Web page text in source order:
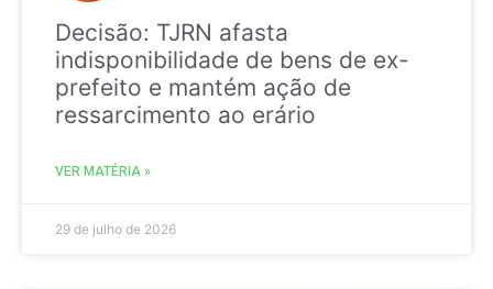
Decisão: TJRN afasta
indisponibilidade de bens de ex-
prefeito e mantém ação de
ressarcimento ao erário
VER MATÉRIA »
29 de julho de 2026